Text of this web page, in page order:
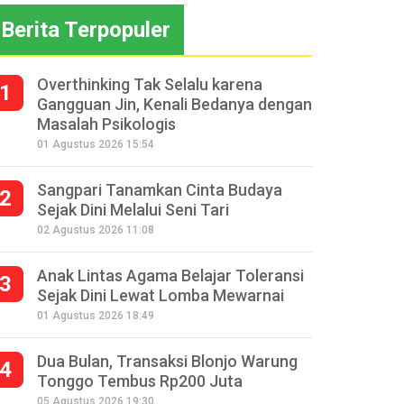
Berita Terpopuler
1
Overthinking Tak Selalu karena
Gangguan Jin, Kenali Bedanya dengan
Masalah Psikologis
01 Agustus 2026 15:54
2
Sangpari Tanamkan Cinta Budaya
Sejak Dini Melalui Seni Tari
02 Agustus 2026 11:08
3
Anak Lintas Agama Belajar Toleransi
Sejak Dini Lewat Lomba Mewarnai
01 Agustus 2026 18:49
4
Dua Bulan, Transaksi Blonjo Warung
Tonggo Tembus Rp200 Juta
05 Agustus 2026 19:30